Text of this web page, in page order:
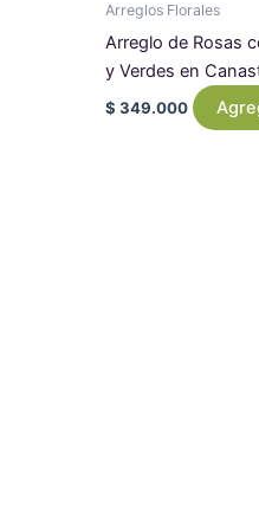
Arreglos Florales
Arreglo de Rosas
y Verdes en
$ 349.000